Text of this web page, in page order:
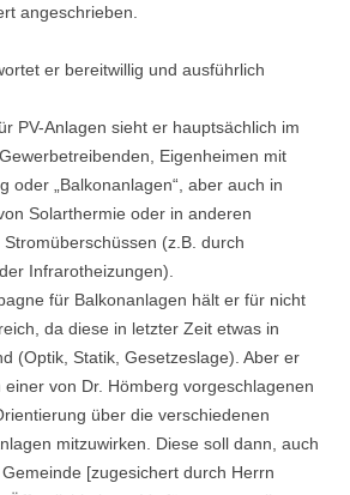
angeschrieben.
er bereitwillig und ausführlich
PV-Anlagen sieht er hauptsächlich im
Eigenheimen mit
oder „Balkonanlagen“, aber auch in
Solarthermie oder in anderen
(z.B. durch
Infrarotheizungen).
für Balkonanlagen hält er für nicht
da diese in letzter Zeit etwas in
(Optik, Statik, Gesetzeslage). Aber er
von Dr. Hömberg vorgeschlagenen
über die verschiedenen
mitzuwirken. Diese soll dann, auch
[zugesichert durch Herrn